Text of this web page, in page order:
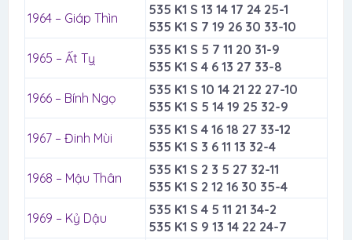
1964 – Giáp Thìn
535 K1 S 13 14 17 24 25-1
535 K1 S 7 19 26 30 33-10
1965 – Ất Tỵ
535 K1 S 5 7 11 20 31-9
535 K1 S 4 6 13 27 33-8
1966 – Bính Ngọ
535 K1 S 10 14 21 22 27-10
535 K1 S 5 14 19 25 32-9
1967 – Đinh Mùi
535 K1 S 4 16 18 27 33-12
535 K1 S 3 6 11 13 32-4
1968 – Mậu Thân
535 K1 S 2 3 5 27 32-11
535 K1 S 2 12 16 30 35-4
1969 – Kỷ Dậu
535 K1 S 4 5 11 21 34-2
535 K1 S 9 13 14 22 24-7